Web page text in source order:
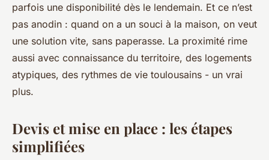
parfois une disponibilité dès le lendemain. Et ce n’est
pas anodin : quand on a un souci à la maison, on veut
une solution vite, sans paperasse. La proximité rime
aussi avec connaissance du territoire, des logements
atypiques, des rythmes de vie toulousains - un vrai
plus.
Devis et mise en place : les étapes
simplifiées